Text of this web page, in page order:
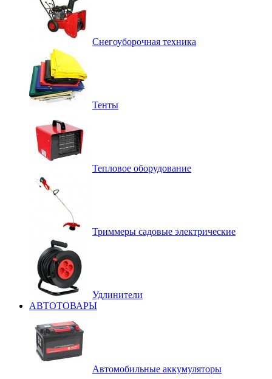
Снегоуборочная техника
Тенты
Тепловое оборудование
Триммеры садовые электрические
Удлинители
АВТОТОВАРЫ
Автомобильные аккумуляторы